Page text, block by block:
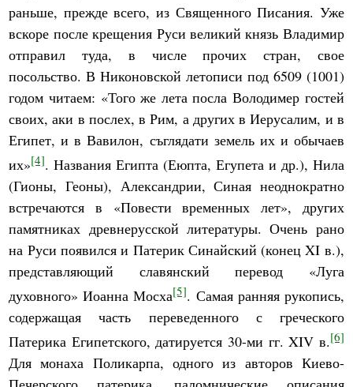
раньше, прежде всего, из Священного Писания. Уже
вскоре после крещения Руси великий князь Владимир
отправил туда, в числе прочих стран, свое
посольство. В Никоновской летописи под 6509 (1001)
годом читаем: «Того же лета посла Володимер гостей
своих, аки в послех, в Рим, а других в Иерусалим, и в
Египет, и в Вавилон, съглядати земель их и обычаев
их»[4]. Названия Египта (Еюпта, Егупета и др.), Нила
(Гионы, Геоны), Александрии, Синая неоднократно
встречаются в «Повести временных лет», других
памятниках древнерусской литературы. Очень рано
на Руси появился и Патерик Синайский (конец XI в.),
представляющий славянский перевод «Луга
духовного» Иоанна Мосха[5]. Самая ранняя рукопись,
содержащая часть переведенного с греческого
Патерика Египетского, датируется 30-ми гг. XIV в.[6]
Для монаха Поликарпа, одного из авторов Киево-